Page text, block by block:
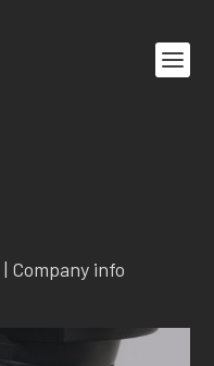
| Company info